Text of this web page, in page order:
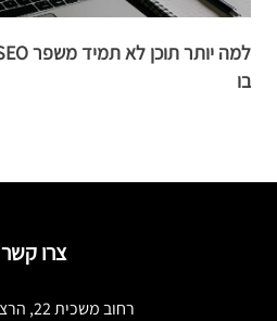
בו
צרו קשר
רחוב משכית 22, הרצליה פיתוח